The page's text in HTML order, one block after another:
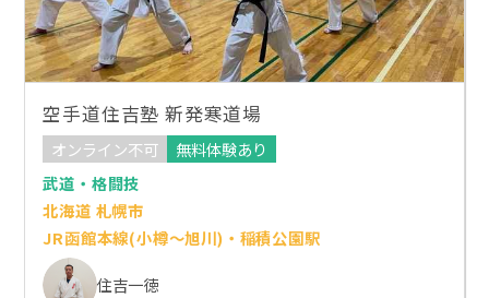
空手道住吉塾 新発寒道場
オンライン不可
無料体験あり
武道・格闘技
北海道 札幌市
JR函館本線(小樽～旭川)・稲積公園駅
住吉一徳